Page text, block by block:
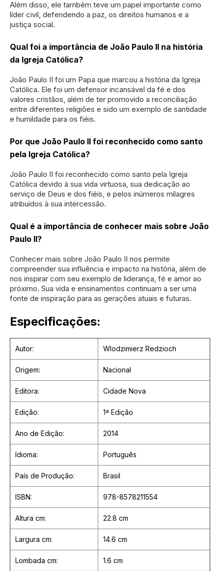
Além disso, ele também teve um papel importante como
líder civil, defendendo a paz, os direitos humanos e a
justiça social.
Qual foi a importância de João Paulo II na história
da Igreja Católica?
João Paulo II foi um Papa que marcou a história da Igreja
Católica. Ele foi um defensor incansável da fé e dos
valores cristãos, além de ter promovido a reconciliação
entre diferentes religiões e sido um exemplo de santidade
e humildade para os fiéis.
Por que João Paulo II foi reconhecido como santo
pela Igreja Católica?
João Paulo II foi reconhecido como santo pela Igreja
Católica devido à sua vida virtuosa, sua dedicação ao
serviço de Deus e dos fiéis, e pelos inúmeros milagres
atribuídos à sua intercessão.
Qual é a importância de conhecer mais sobre João
Paulo II?
Conhecer mais sobre João Paulo II nos permite
compreender sua influência e impacto na história, além de
nos inspirar com seu exemplo de liderança, fé e amor ao
próximo. Sua vida e ensinamentos continuam a ser uma
fonte de inspiração para as gerações atuais e futuras.
Especificações:
Autor: Wlodzimierz Redzioch
Origem: Nacional
Editora: Cidade Nova
Edição: 1ª Edição
Ano de Edição: 2014
Idioma: Português
País de Produção: Brasil
ISBN: 978-8578211554
Altura cm: 22.8 cm
Largura cm: 14.6 cm
Lombada cm: 1.6 cm